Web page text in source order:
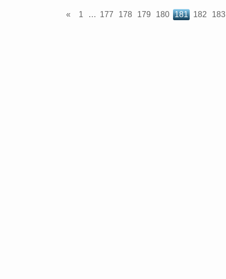
« 1 … 177 178 179 180 181 182 183